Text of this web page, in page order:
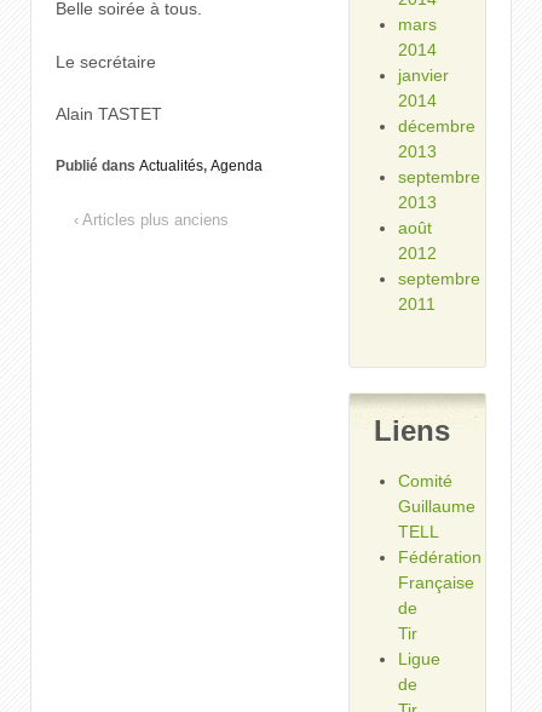
Belle soirée à tous.⁩
Le secrétaire
Alain TASTET
Publié dans Actualités, Agenda
‹ Articles plus anciens
mars
2014
janvier
2014
décembre
2013
septembre
2013
août
2012
septembre
2011
Liens
Comité
Guillaume
TELL
Fédération
Française
de
Tir
Ligue
de